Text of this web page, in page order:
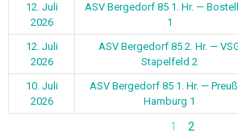
12. Juli
2026
ASV Bergedorf 85 1. Hr. —
1
12. Juli
2026
ASV Bergedorf 85 2. Hr. —
Stapelfeld 2
10. Juli
2026
ASV Bergedorf 85 1. Hr. —
Hamburg 1
1 2